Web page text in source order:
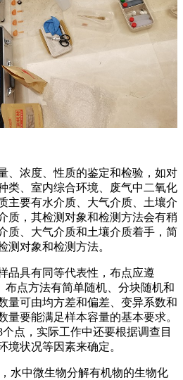
、浓度、性质的鉴定和检验，如对
类、室内综合环境、废气中二氧化
主要有水介质、大气介质、土壤介
质，其检测对象和检测方法会有稍
质、大气介质和土壤介质着手，简
测对象和检测方法。
品具有同等代表性，布点应遵
布点方法有简单随机、分块随机和
量可由均方差和偏差、变异系数和
量要能满足样本容量的基本要求。
点，实际工作中还要根据调查目
境状况等因素来确定。
水中微生物分解有机物的生物化